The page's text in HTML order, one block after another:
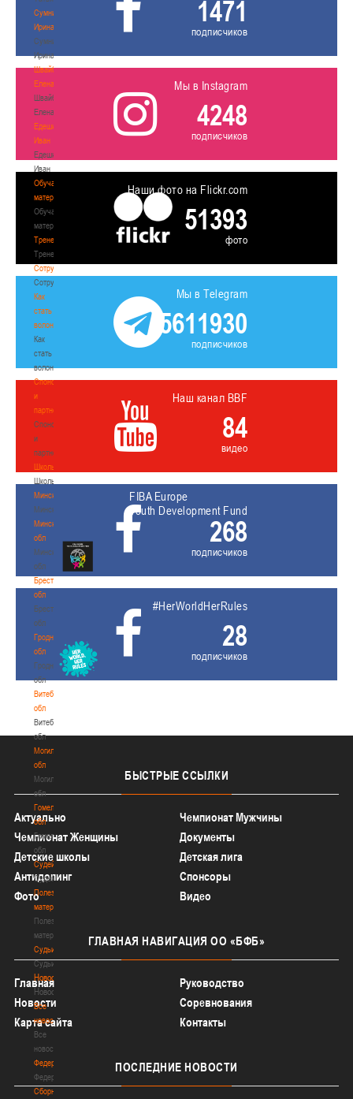
Сумникова
Ирина
Сумникова
Ирина
Швайбович
Елена
Швайбович
Елена
Едешко
Иван
Едешко
Иван
Обучающие
материалы
Обучающие
материалы
Тренерам
Тренерам
Сотрудничество
Сотрудничество
Как
стать
волонтером
Как
стать
волонтером
Спонсоры
и
партнеры
Спонсоры
и
партнеры
Школы
Школы
Минск
Минск
Минская
обл
Минская
обл
Брестская
обл
Брестская
обл
Гродненская
обл
Гродненская
обл
Витебская
обл
Витебская
обл
Могилевская
обл
Могилевская
обл
Гомельская
обл
Гомельская
обл
Судейство
Судейство
Полезные
материалы
Полезные
материалы
Судьи
Судьи
Новости
Новости
Все
новости
Все
новости
Федерация
Федерация
Сборные
1471
подписчиков
Мы в Instagram
4248
подписчиков
Наши фото на Flickr.com
51393
фото
Мы в Telegram
5611930
подписчиков
Наш канал BBF
84
видео
FIBA Europe
Youth Development Fund
268
подписчиков
#HerWorldHerRules
28
подписчиков
БЫСТРЫЕ ССЫЛКИ
Актуально
Чемпионат Мужчины
Чемпионат Женщины
Документы
Детские школы
Детская лига
Антидопинг
Спонсоры
Фото
Видео
ГЛАВНАЯ НАВИГАЦИЯ ОО «БФБ»
Главная
Руководство
Новости
Соревнования
Карта сайта
Контакты
ПОСЛЕДНИЕ НОВОСТИ